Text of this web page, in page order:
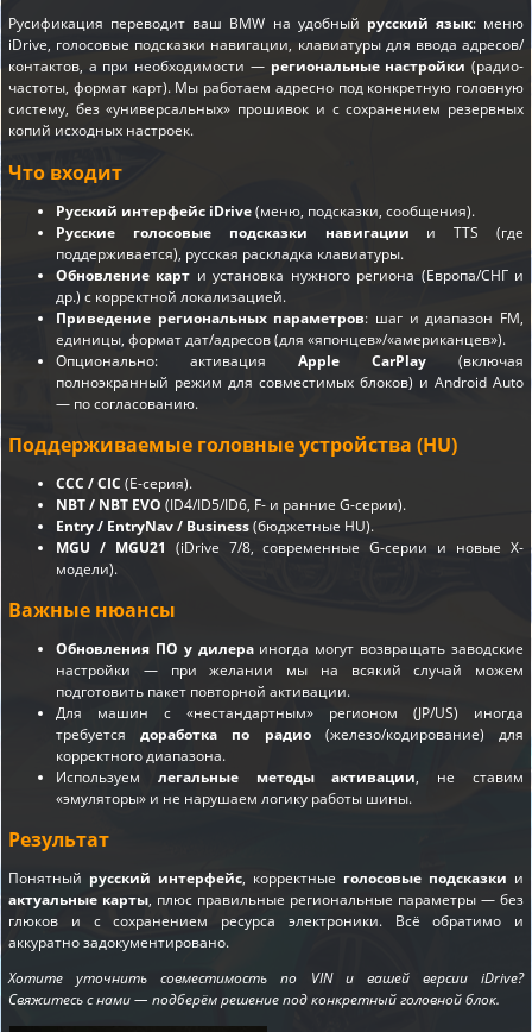
Русификация переводит ваш BMW на удобный русский язык: меню
iDrive, голосовые подсказки навигации, клавиатуры для ввода адресов/
контактов, а при необходимости — региональные настройки (радио-
частоты, формат карт). Мы работаем адресно под конкретную головную
систему, без «универсальных» прошивок и с сохранением резервных
копий исходных настроек.
Что входит
Русский интерфейс iDrive(меню, подсказки, сообщения).
Русские голосовые подсказки навигации и TTS (где
поддерживается), русская раскладка клавиатуры.
Обновление карт и установка нужного региона (Европа/СНГ и
др.) с корректной локализацией.
Приведение региональных параметров: шаг и диапазон FM,
единицы, формат дат/адресов (для «японцев»/«американцев»).
Опционально: активация Apple CarPlay (включая
полноэкранный режим для совместимых блоков) и Android Auto
— по согласованию.
Поддерживаемые головные устройства (HU)
CCC / CIC (E-серия).
NBT / NBT EVO (ID4/ID5/ID6, F- и ранние G-серии).
Entry / EntryNav / Business(бюджетные HU).
MGU / MGU21 (iDrive 7/8, современные G-серии и новые X-
модели).
Важные нюансы
Обновления ПО у дилераиногда могут возвращать заводские
настройки — при желании мы на всякий случай можем
подготовить пакет повторной активации.
Для машин с «нестандартным» регионом (JP/US) иногда
требуетсядоработка по радио(железо/кодирование) для
корректного диапазона.
Используем легальные методы активации, не ставим
«эмуляторы» и не нарушаем логику работы шины.
Результат
Понятный русский интерфейс, корректные голосовые подсказки и
актуальные карты, плюс правильные региональные параметры — без
глюков и с сохранением ресурса электроники. Всё обратимо и
аккуратно задокументировано.
Хотите уточнить совместимость по VIN и вашей версии iDrive?
Свяжитесь с нами — подберём решение под конкретный головной блок.